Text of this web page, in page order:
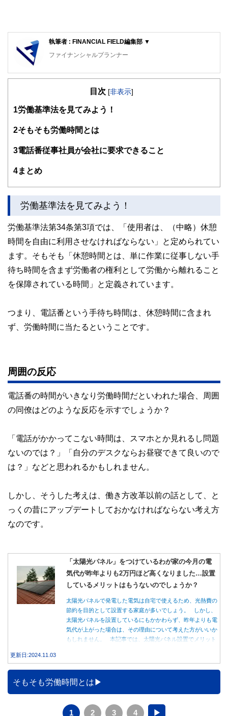
執筆者 : FINANCIAL FIELD編集部 ▼
ファイナンシャルプランナー
FinancialField編集部は、金融、経済に関する記事を、日々
知識がない方でも理解できるようわかりやすく発信していま
得者を中心に「お金や暮らし」に関する書籍・雑誌の編集経
験者で構成され、企画立案から記事掲載まですべての工程に
かしく感じられる年金や税金、相続、保険、ローンなどの話
をわかりやすく発信している点です。
執筆者・監修者による執筆体制を築くことで、内容のわかり
やすさはもちろんのこと、読み応えのあるコンテンツと確か
な情報発信を実現しています。
私たちは、快適でより良い生活のアイデアを提供するお金の
コンシェルジュを目指します。
目次 [非表示]
1 労働基準法を見てみよう！
2そもそも労働時間とは
3電話番従事社員が会社に要求できること
4まとめ
労働基準法を見てみよう！
労働基準法第34条第3項では、「使用者は、（中略）休憩
時間を自由に利用させなければならない」と定められてい
ます。そもそも「休憩時間とは、単に作業に従事しない手
待ち時間を含まず労働者の権利として労働から離れること
を保障されている時間」と定義されています。
つまり、電話番という手待ち時間は、休憩時間に含まれ
ず、労働時間に当たるということです。
周囲の反応
電話番の時間がいきなり労働時間だといわれた場合、周囲
の同僚はどのような反応を示すでしょうか？
「電話がかかってこない時間は、スマホとか見れるし問題
ないのでは？」「自分のデスクならお昼寝できて良いので
は？」などと思われるかもしれません。
しかし、そうした考えは、働き方改革以前の話として、と
っくの昔にアップデートしておかなければならない考え方
なのです。
「太陽光パネル」をつけているわが家の今月の電
気代が昨年よりも2万円ほど高くなりました…設置
しているメリットはもうないのでしょうか？
太陽光パネルで発電した電気は自宅で使えるため、光熱費の
節約を目的として設置する家庭が多いでしょう。 しかし、
太陽光パネルを設置しているにもかかわらず、昨年よりも電
気代が上がった場合は、その理由について考えた方がいいか
もしれません。 本記事では、太陽光パネル設置でメリット
更新日:2024.11.03
そもそも労働時間とは
1 2 3 4 ▶